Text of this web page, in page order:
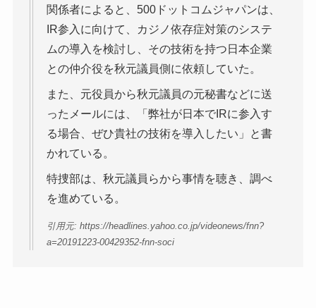
関係者によると、500ドットコムジャパンは、
IR参入に向けて、カジノ依存症対策のシステ
ムの導入を検討し、その技術を持つ日本企業
との仲介役を秋元議員側に依頼していた。
また、元役員から秋元議員の元秘書などに送
ったメールには、「弊社が日本でIRに参入す
る場合、ぜひ貴社の技術を導入したい」と書
かれている。
特捜部は、秋元議員らから事情を聴き、調べ
を進めている。
引用元: https://headlines.yahoo.co.jp/videonews/fnn?
a=20191223-00429352-fnn-soci